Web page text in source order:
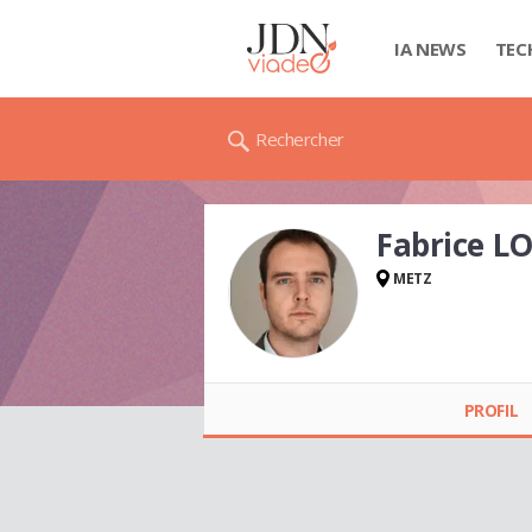
IA NEWS
Rechercher
Fabrice
METZ
PROFIL